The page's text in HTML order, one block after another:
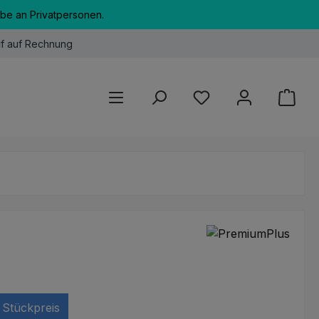
an Privatpersonen.
auf Rechnung
Du hast 0 Produkte
Stückpreis